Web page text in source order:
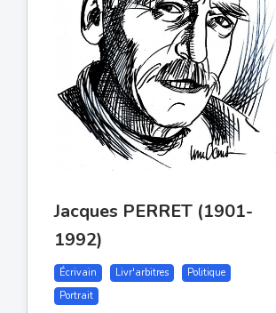
Jacques PERRET (1901-
1992)
Écrivain Livr'arbitres
Politique
Portrait